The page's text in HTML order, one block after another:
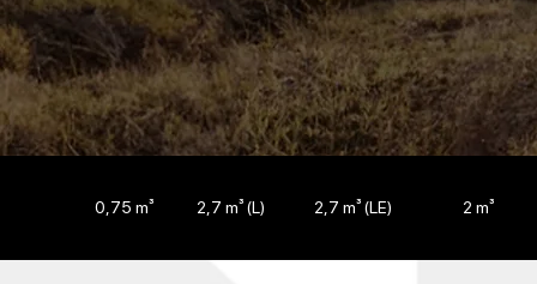
0,75 m³ 2,7 m³ (L) 2,7 m³ (LE) 2 m³